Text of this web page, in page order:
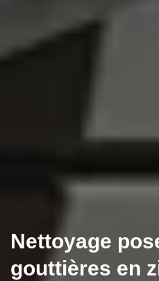
Nettoyage
gouttières en